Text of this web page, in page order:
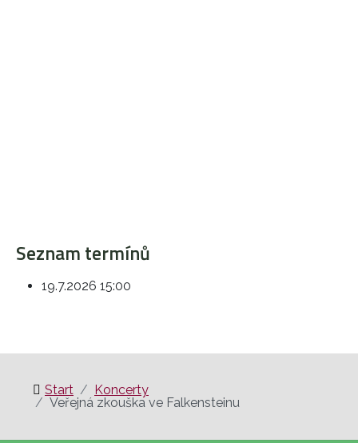
Seznam termínů
19.7.2026 15:00
Start
Koncerty
Veřejná zkouška ve Falkensteinu